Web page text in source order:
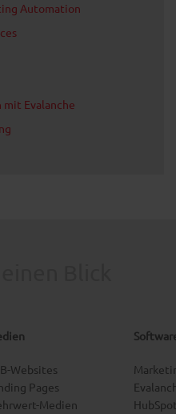
Automation
Evalanche
Websites
Pages
Medien